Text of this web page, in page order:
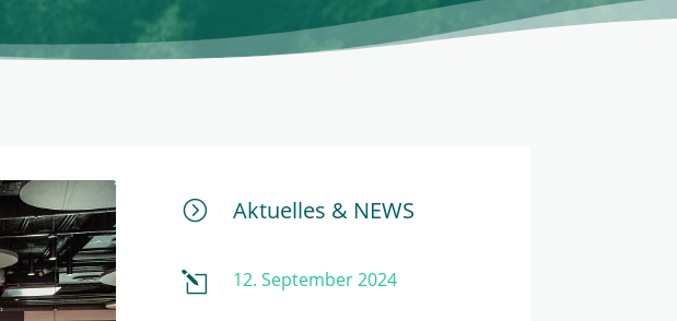
= Aktuelles & NEWS
l 12. September 2024